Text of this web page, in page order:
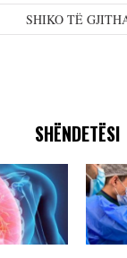
SHIKO TË
SHËNDETËSI